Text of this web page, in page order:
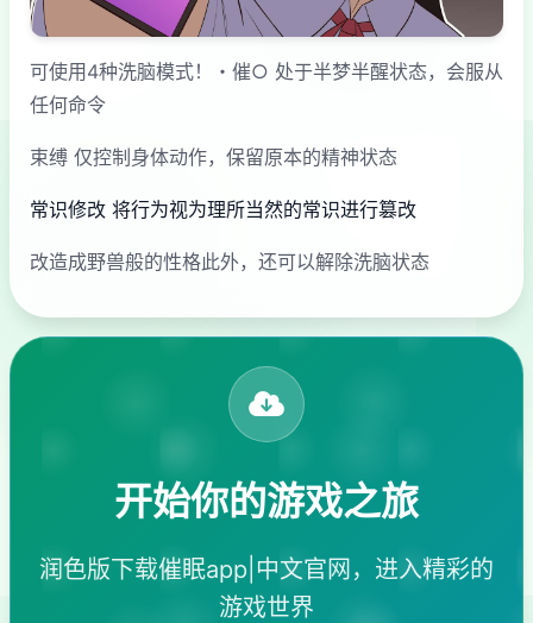
可使用4种洗脑模式！・催○ 处于半梦半醒状态，会服从
任何命令
束缚 仅控制身体动作，保留原本的精神状态
常识修改 将行为视为理所当然的常识进行篡改
改造成野兽般的性格此外，还可以解除洗脑状态
开始你的游戏之旅
润色版下载催眠app|中文官网，进入精彩的
游戏世界